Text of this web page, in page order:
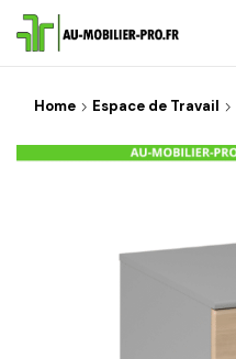
Home Espace de Travail